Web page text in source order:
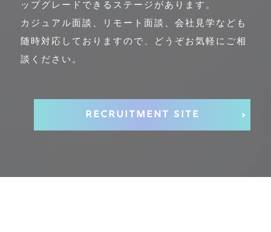
ップグレードできるステージがあります。
カジュアル面談、リモート面談、会社見学なども
随時対応しておりますので、どうぞお気軽にご相
談ください。
Recruitment Site